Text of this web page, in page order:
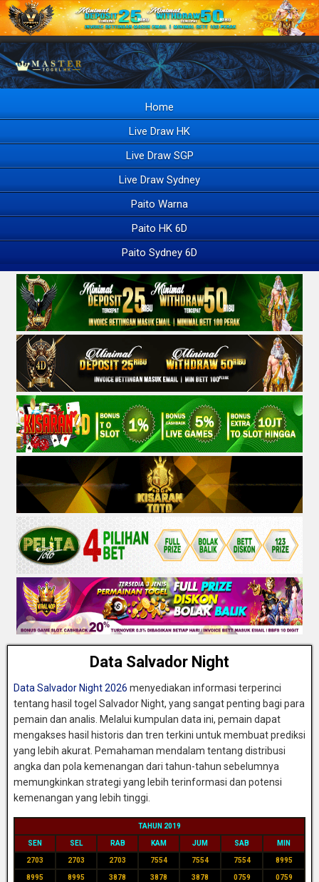
Home
Live Draw HK
Live Draw SGP
Live Draw Sydney
Paito Warna
Paito HK 6D
Paito Sydney 6D
Data Salvador Night
Data Salvador Night 2026 menyediakan informasi terperinci
tentang hasil togel Salvador Night, yang sangat penting bagi para
pemain dan analis. Melalui kumpulan data ini, pemain dapat
mengakses hasil historis dan tren terkini untuk membuat prediksi
yang lebih akurat. Pemahaman mendalam tentang distribusi
angka dan pola kemenangan dari tahun-tahun sebelumnya
memungkinkan strategi yang lebih terinformasi dan potensi
kemenangan yang lebih tinggi.
TAHUN 2019
SEN SEL RAB KAM JUM SAB MIN
2703 2703 2703 7554 7554 7554 8995
8995 8995 3878 3878 3878 0759 0759